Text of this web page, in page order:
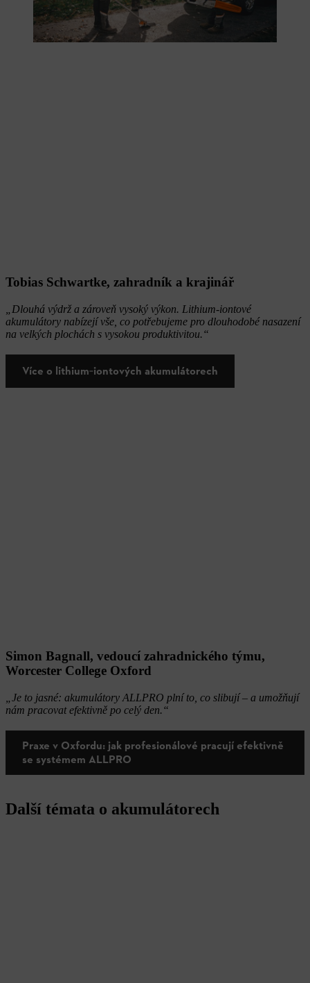
Tobias Schwartke, zahradník a krajinář
„Dlouhá výdrž a zároveň vysoký výkon. Lithium‑iontové
akumulátory nabízejí vše, co potřebujeme pro dlouhodobé nasazení
na velkých plochách s vysokou produktivitou.“
Více o lithium‑iontových akumulátorech
Simon Bagnall, vedoucí zahradnického týmu,
Worcester College Oxford
„Je to jasné: akumulátory ALLPRO plní to, co slibují – a umožňují
nám pracovat efektivně po celý den.“
Praxe v Oxfordu: jak profesionálové pracují efektivně
se systémem ALLPRO
Další témata o akumulátorech